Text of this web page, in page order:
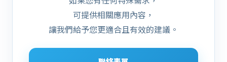
可提供相關應用內容，
讓我們給予您更適合且有效的建議。